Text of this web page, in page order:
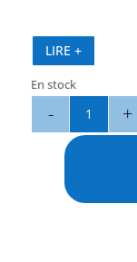
LIRE +
En stock
S3